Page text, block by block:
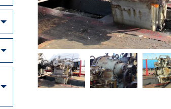
Toggle Dropdown
Toggle Dropdown
Toggle Dropdown